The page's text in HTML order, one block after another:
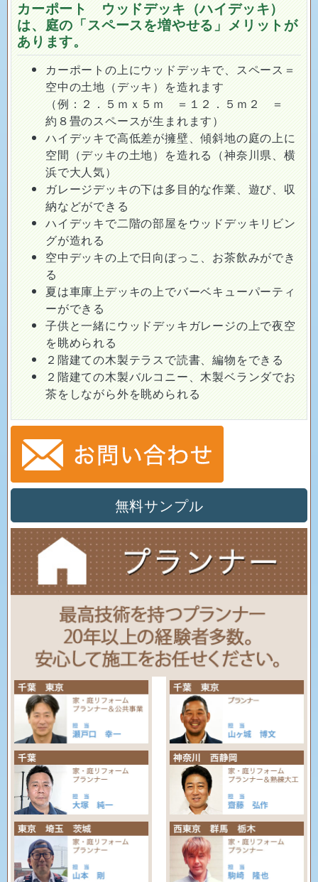
カーポート ウッドデッキ（ハイデッキ）
は、庭の「スペースを増やせる」メリットが
あります。
カーポートの上にウッドデッキで、スペース＝
空中の土地（デッキ）を造れます
（例：２．５ｍｘ５ｍ ＝１２．５ｍ２ ＝
約８畳のスペースが生まれます）
ハイデッキで高低差が擁壁、傾斜地の庭の上に
空間（デッキの土地）を造れる（神奈川県、横
浜で大人気）
ガレージデッキの下は多目的な作業、遊び、収
納などができる
ハイデッキで二階の部屋をウッドデッキリビン
グが造れる
空中デッキの上で日向ぼっこ、お茶飲みができ
る
夏は車庫上デッキの上でバーベキューパーティ
ーができる
子供と一緒にウッドデッキガレージの上で夜空
を眺められる
２階建ての木製テラスで読書、編物をできる
２階建ての木製バルコニー、木製ベランダでお
茶をしながら外を眺められる
無料サンプル